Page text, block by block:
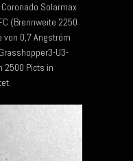
Solarmax
(Brennweite 2250
von 0,7 Angström
U3-
2500 Picts in